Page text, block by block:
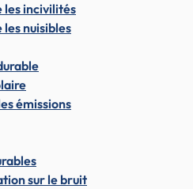
les incivilités
nuisibles
émissions
sur le bruit